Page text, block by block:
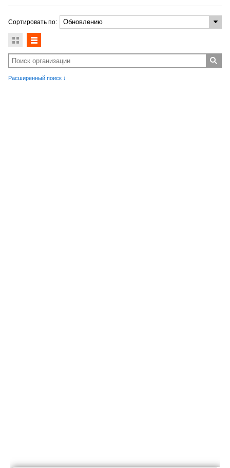
Сортировать по:
Расширенный поиск ↓